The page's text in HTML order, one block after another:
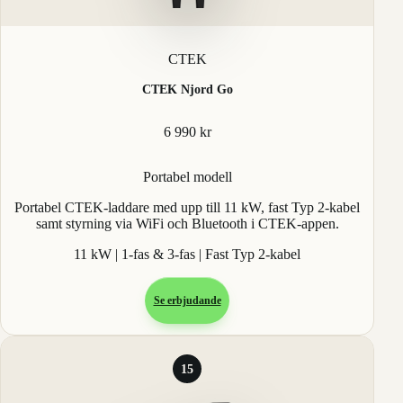
CTEK
CTEK Njord Go
6 990 kr
Portabel modell
Portabel CTEK-laddare med upp till 11 kW, fast Typ 2-kabel
samt styrning via WiFi och Bluetooth i CTEK-appen.
11 kW | 1-fas & 3-fas | Fast Typ 2-kabel
Se erbjudande
15